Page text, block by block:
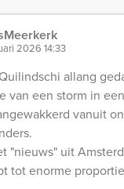
2026 14:33
allang
van een storm in
vanuit
"nieuws" uit
tot enorme